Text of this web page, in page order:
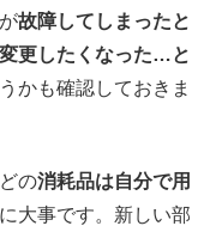
故障してしまったと
変更したくなった…と
かも確認しておきま
の消耗品は自分で用
大事です。新しい部